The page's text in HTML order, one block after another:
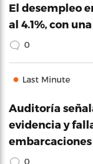
El desempleo
al 4.1%, con
0
Last Minute
Auditoría
evidencia y
embarcaciones
0